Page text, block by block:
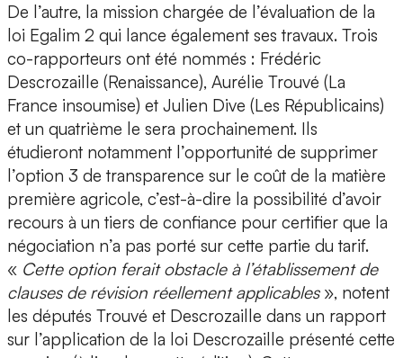
De l’autre, la mission chargée de l’évaluation de la
loi Egalim 2 qui lance également ses travaux. Trois
co-rapporteurs ont été nommés : Frédéric
Descrozaille (Renaissance), Aurélie Trouvé (La
France insoumise) et Julien Dive (Les Républicains)
et un quatrième le sera prochainement. Ils
étudieront notamment l’opportunité de supprimer
l’option 3 de transparence sur le coût de la matière
première agricole, c’est-à-dire la possibilité d’avoir
recours à un tiers de confiance pour certifier que la
négociation n’a pas porté sur cette partie du tarif.
« Cette option ferait obstacle à l’établissement de
clauses de révision réellement applicables », notent
les députés Trouvé et Descrozaille dans un rapport
sur l’application de la loi Descrozaille présenté cette